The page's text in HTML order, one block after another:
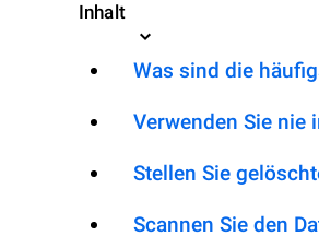
Inhalt
Was sind die
Verwenden Sie nie
Stellen Sie
Scannen Sie den